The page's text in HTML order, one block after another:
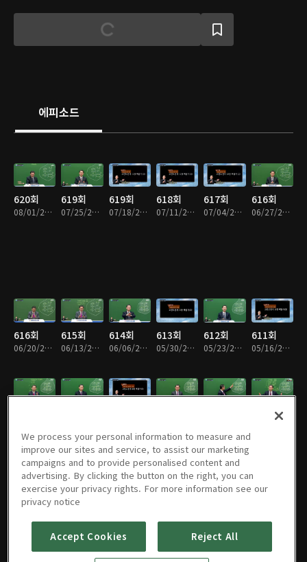
에피소드
620회
08/01/2026 • 33분
619회
07/25/2026 • 33분
619회
07/18/2026 • 33분
618회
07/11/2026 • 33분
617회
07/04/2026 • 33분
616회
06/27/2026 • 33분
616회
06/20/2026 • 33분
615회
06/13/2026 • 33분
614회
06/06/2026 • 33분
613회
05/30/2026 • 33분
612회
05/23/2026 • 33분
611회
05/16/2026 • 33분
607회
606회
03/28/2026 • 33분
605회 604회 603회 602회 601회
We process your personal information to measure and
improve our sites and service, to assist our marketing
campaigns and to provide personalised content and
advertising. By clicking the button on the right, you can
exercise your privacy rights. For more information see our
privacy notice
Accept Cookies Reject All